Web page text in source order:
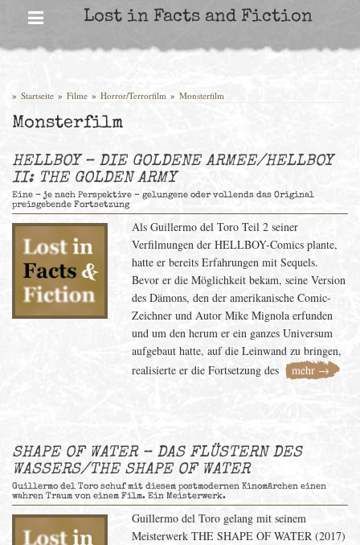
Lost in Facts and Fiction
» Startseite » Filme » Horror/Terrorfilm » Monsterfilm
Monsterfilm
HELLBOY – DIE GOLDENE ARMEE/HELLBOY
II: THE GOLDEN ARMY
Eine - je nach Perspektive - gelungene oder vollends das Original
preisgebende Fortsetzung
Als Guillermo del Toro Teil 2 seiner
Verfilmungen der HELLBOY-Comics plante,
hatte er bereits Erfahrungen mit Sequels.
Bevor er die Möglichkeit bekam, seine Version
des Dämons, den der amerikanische Comic-
Zeichner und Autor Mike Mignola erfunden
und um den herum er ein ganzes Universum
aufgebaut hatte, auf die Leinwand zu bringen,
realisierte er die Fortsetzung des
mehr →
SHAPE OF WATER – DAS FLÜSTERN DES
WASSERS/THE SHAPE OF WATER
Guillermo del Toro schuf mit diesem postmodernen Kinomärchen einen
wahren Traum von einem Film. Ein Meisterwerk.
Guillermo del Toro gelang mit seinem
Meisterwerk THE SHAPE OF WATER (2017)